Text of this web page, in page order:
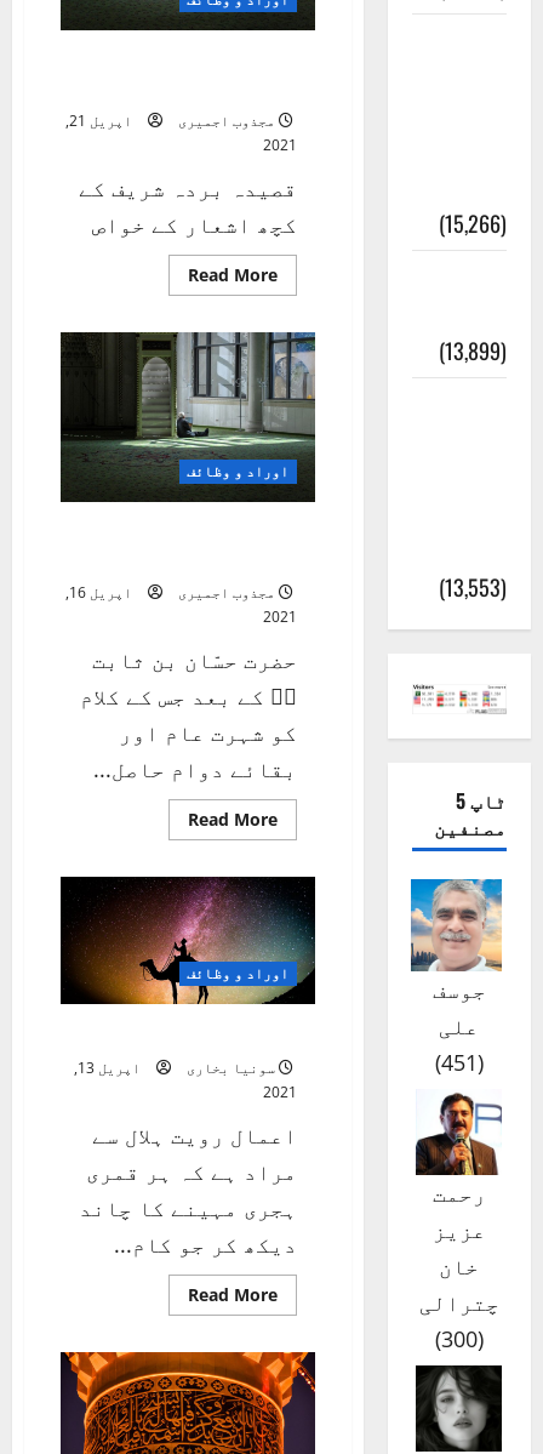
مجذوب اجمیری
اپریل 21,
2021
قصیدہ بردہ شریف کے
کچھ اشعار کے خواص
Read More
more
قصیدہ
بردہ
شریف
-2
اوراد و وظائف
مجذوب اجمیری
اپریل 16,
2021
حضرت حسّان بن ثابت
ٖؓ کے بعد جس کے کلام
کو شہرت عام اور
بقائے دوام حاصل...
Read More
more
قصیدہ
بردہ
شریف-
1
اوراد و وظائف
سونیا بخاری
اپریل 13,
2021
اعمال رویت ہلال سے
مراد ہے کہ ہر قمری
ہجری مہینے کا چاند
دیکھ کر جو کام...
Read More
more
رویت
ہلال
(15,266)
(13,899)
(13,553)
ٹاپ 5
مصنفین
جوسف
علی
(
451
)
رحمت
عزیز
خان
چترالی
(
300
)